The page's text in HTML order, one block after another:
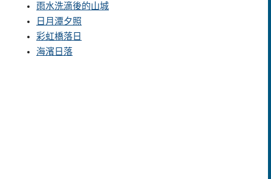
雨水洗滴後的山城
日月潭夕照
彩虹橋落日
海濱日落